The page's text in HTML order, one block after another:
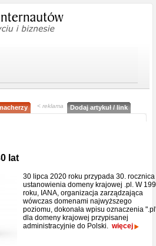
< reklama Dodaj artykuł / link
lat
30 lipca 2020 roku przypada 30. rocznica
ustanowienia domeny krajowej .pl. W
roku, IANA, organizacja zarządzająca
wówczas domenami najwyższego
poziomu, dokonała wpisu oznaczenia
dla domeny krajowej przypisanej
administracyjnie do Polski. więcej